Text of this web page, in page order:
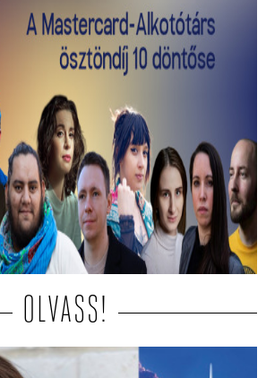
a 2026-os Mastercard -
ösztöndíj 10 döntősét!
kerül ki a két győztes.
OLVASS!